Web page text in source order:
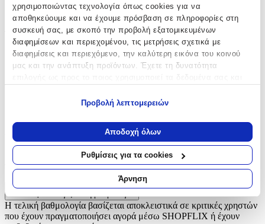
χρησιμοποιώντας τεχνολογία όπως cookies για να
αποθηκεύουμε και να έχουμε πρόσβαση σε πληροφορίες στη
συσκευή σας, με σκοπό την προβολή εξατομικευμένων
διαφημίσεων και περιεχομένου, τις μετρήσεις σχετικά με
διαφημίσεις και περιεχόμενο, την καλύτερη εικόνα του κοινού
μας και την ανάπτυξη προϊόντων. Έχετε τη δυνατότητα
Να συλλέξουμε πληροφορίες σχετικά με τη γεωγραφική
σας τοποθεσία, οι οποίες μπορεί να είναι ακριβείς σε
απόσταση μερικών μέτρων
Να αναγνωρίσουμε τη συσκευή σας σαρώνοντας ενεργά
για συγκεκριμένα χαρακτηριστικά (δακτυλικό αποτύπωμα)
Μάθετε περισσότερα σχετικά με τον τρόπο επεξεργασίας των
προσωπικών σας δεδομένων και καθορίστε τις προτιμήσεις σας
στηνενότητα “Λεπτομέρειες”. Μπορείτε να αλλάξετε ή να
Προβολή λεπτομερειών
Αποδοχή όλων
Ρυθμίσεις για τα cookies
Άρνηση
Kymi
Τεμάχια:
50
Φύλο:
Αξιολογήσεις
Προς το παρόν δεν υπάρχουν άλλες αξιολογήσεις. Όταν
προστεθούν, θα εμφανιστούν εδώ.
Πώς υπολογίζεται η βαθμολογία
Η τελική βαθμολογία βασίζεται αποκλειστικά σε κριτικές χρηστών
που έχουν πραγματοποιήσει αγορά μέσω SHOPFLIX ή έχουν